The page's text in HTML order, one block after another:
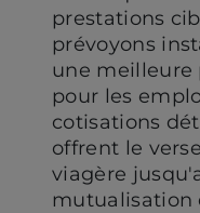
prestations
prévoyons
une meilleure
pour les
cotisations
offrent le
viagère
mutualisation